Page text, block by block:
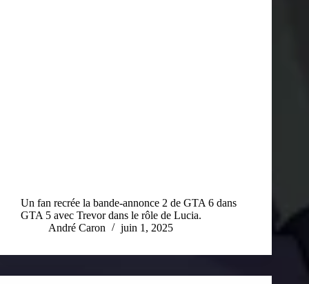
Un fan recrée la bande-annonce 2 de GTA 6 dans
GTA 5 avec Trevor dans le rôle de Lucia.
André Caron
juin 1, 2025